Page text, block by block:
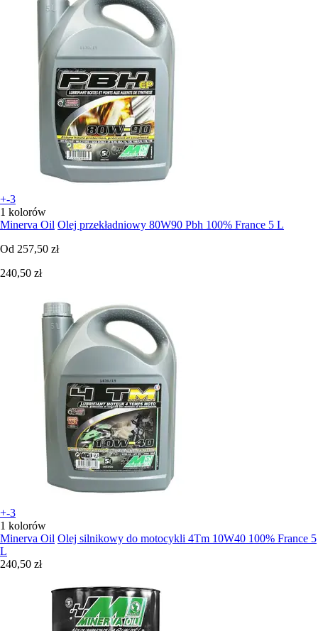
+-3
1 kolorów
Minerva Oil Olej przekładniowy 80W90 Pbh 100% France 5 L
Od 257,50 zł
240,50 zł
+-3
1 kolorów
Minerva Oil Olej silnikowy do motocykli 4Tm 10W40 100% France 5
L
240,50 zł